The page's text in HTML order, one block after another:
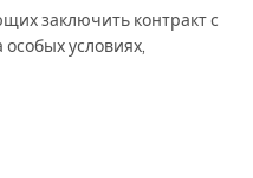
заключить контракт с
условиях,